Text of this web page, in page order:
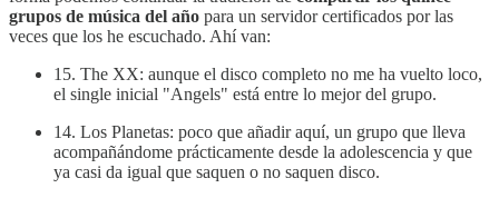
grupos de música del año para un servidor certificados por las
veces que los he escuchado. Ahí van:
15. The XX: aunque el disco completo no me ha vuelto loco,
el single inicial "Angels" está entre lo mejor del grupo.
14. Los Planetas: poco que añadir aquí, un grupo que lleva
acompañándome prácticamente desde la adolescencia y que
ya casi da igual que saquen o no saquen disco.